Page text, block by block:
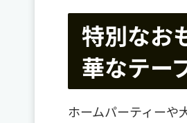
特別なお
華なテー
ホームパーティーや